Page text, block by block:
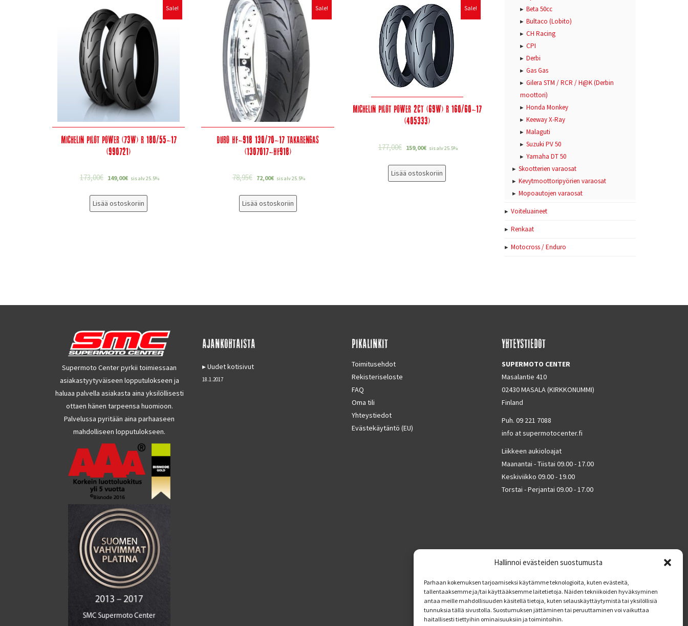
Hallinnoi evästeiden suostumusta
Parhaan kokemuksen tarjoamiseksi käytämme teknologioita, kuten evästeitä,
tallentaaksemme ja/tai käyttääksemme laitetietoja. Näiden tekniikoiden hyväksyminen
antaa meille mahdollisuuden käsitellä tietoja, kuten selauskäyttäytymistä tai yksilöllisiä
tunnuksia tällä sivustolla. Suostumuksen jättäminen tai peruuttaminen voi vaikuttaa
haitallisesti tiettyihin ominaisuuksiin ja toimintoihin.
Sale!
Michelin Pilot Power (73W) R 180/55-17
(990721)
173,00€ 149,00€ sis alv 25.5%
Lisää ostoskoriin
Sale!
Duro HF-918 130/70-17 takarengas
(1307017-HF918)
78,95€ 72,00€ sis alv 25.5%
Lisää ostoskoriin
Sale!
Michelin Pilot Power 2CT (69W) R 160/60-17
(405333)
177,00€ 159,00€ sis alv 25.5%
Lisää ostoskoriin
Beta 50cc
Bultaco (Lobito)
CH Racing
CPI
Derbi
Gas Gas
Gilera STM / RCR / H@K (Derbin
moottori)
Honda Monkey
Keeway X-Ray
Malaguti
Suzuki PV 50
Yamaha DT 50
Skootterien varaosat
Kevytmoottoripyörien varaosat
Mopoautojen varaosat
Voiteluaineet
Renkaat
Motocross / Enduro
Supermoto Center pyrkii toimiessaan
asiakastyytyväiseen lopputulokseen ja
haluaa palvella asiakasta aina yksilöllisesti
ottaen hänen tarpeensa huomioon.
Palvelussa pyritään aina parhaaseen
mahdolliseen lopputulokseen.
AJANKOHTAISTA
Uudet kotisivut
18.1.2017
PIKALINKIT
Toimitusehdot
Rekisteriseloste
FAQ
Oma tili
Yhteystiedot
Evästekäytäntö (EU)
YHTEYSTIEDOT
SUPERMOTO CENTER
Masalantie 410
02430 MASALA (KIRKKONUMMI)
Finland
Puh. 09 221 7088
info at supermotocenter.fi
Liikkeen aukioloajat
Maanantai - Tiistai 09.00 - 17.00
Keskiviikko 09.00 - 19.00
Torstai - Perjantai 09.00 - 17.00